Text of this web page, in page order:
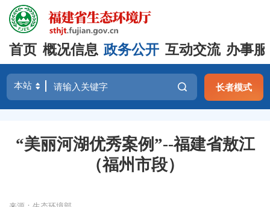
首页 概况信息 政务公开 互动交流 办事
长者模式
“美丽河湖优秀案例”--福建省敖江
（福州市段）